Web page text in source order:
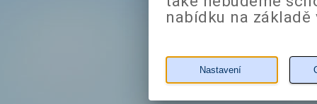
nabídku na
Nastavení